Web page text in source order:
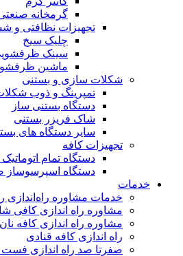
گرمخانه
تجهیزات نظافتی و
چلیک سیخ
سینک
ماشین
شکلات سازی و بستنی
تمپرینگ و ذوب
دستگاه بستنی ساز
شاک فریزر بستنی
سایر دستگاه های
تجهیزات کافه
دستگاه تمام
دستگاە اسپرسوساز
خدمات
خدمات مشاوره راه‌اندازی
مشاوره راه اندازی کافی
مشاوره راه اندازی کافه نان
راه اندازی کافه قنادی
صفرتا صد راه اندازی فست